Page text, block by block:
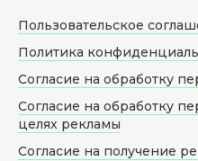
Пользовательское
Политика
Согласие на обработку
Согласие на обработку
целях рекламы
Согласие на получение